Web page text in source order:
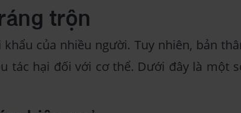
trộn
của nhiều người. Tuy nhiên, bản
tác hại đối với cơ thể. Dưới đây là một